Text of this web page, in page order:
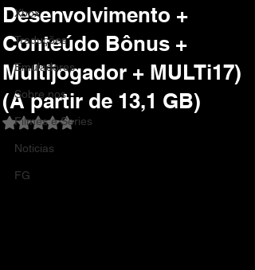
Xbox
Traduções
Emuladores
Sobre nos
Filmes e Series
Noticias
FG
Desenvolvimento +
Conteúdo Bônus +
Multijogador + MULTi17)
(A partir de 13,1 GB)
Avaliado com NaN de 5 estrelas.